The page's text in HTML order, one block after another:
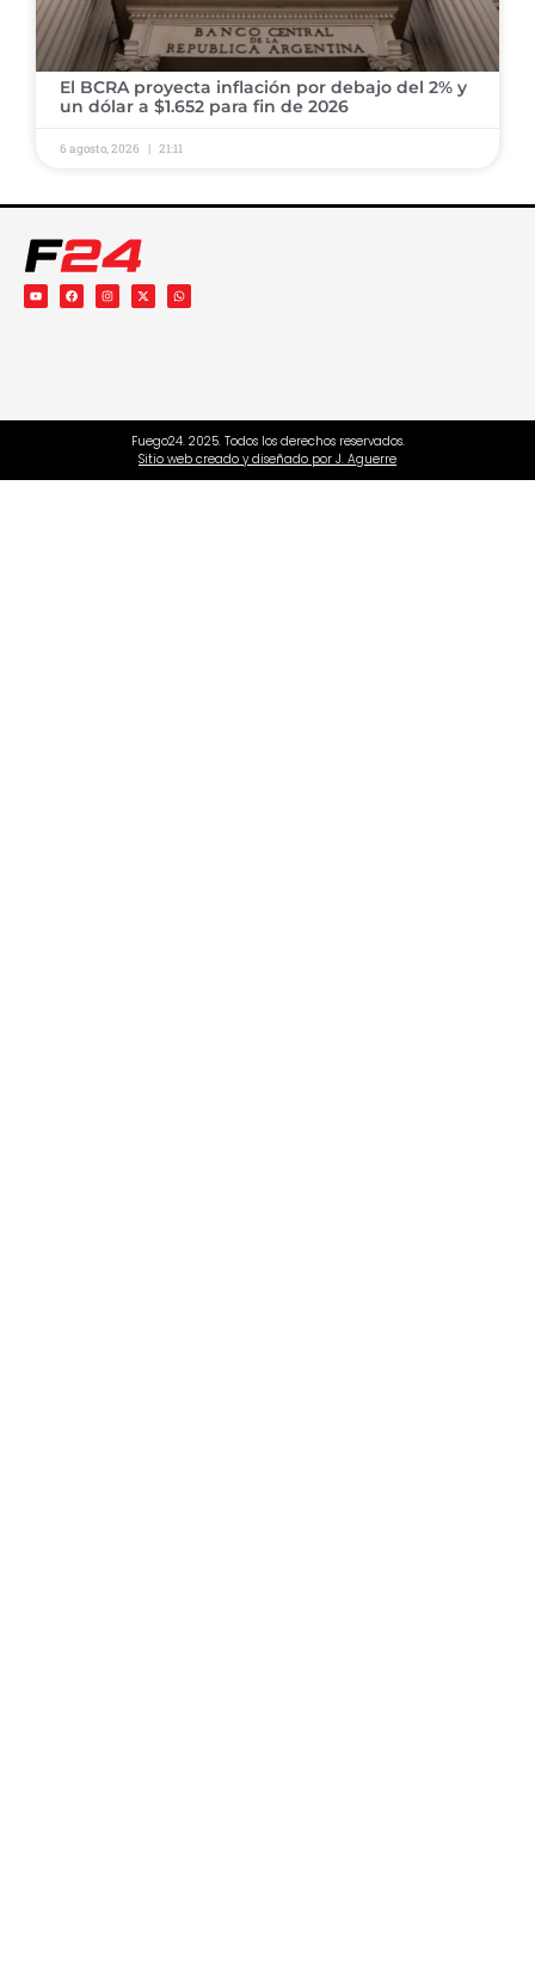
El BCRA proyecta inflación por debajo del 2% y
un dólar a $1.652 para fin de 2026
6 agosto, 2026 21:11
Fuego24. 2025. Todos los derechos reservados.
Sitio web creado y diseñado por J. Aguerre